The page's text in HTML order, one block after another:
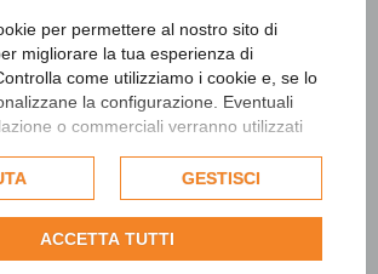
per permettere al nostro sito di
migliorare la tua esperienza di
come utilizziamo i cookie e, se lo
la configurazione. Eventuali
o commerciali verranno utilizzati
consentito, potrebbero essere utilizzati
gli annunci pubblicitari. Per ulteriori
come Google utilizza i dati raccolti,
sulla privacy di Google
GESTISCI
ACCETTA TUTTI